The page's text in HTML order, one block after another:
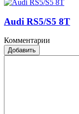
Audi RS5/S5 8T
Комментарии
Добавить